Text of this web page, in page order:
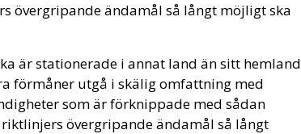
övergripande ändamål så långt möjligt ska
är stationerade i annat land än sitt hemland
förmåner utgå i skälig omfattning med
som är förknippade med sådan
övergripande ändamål så långt